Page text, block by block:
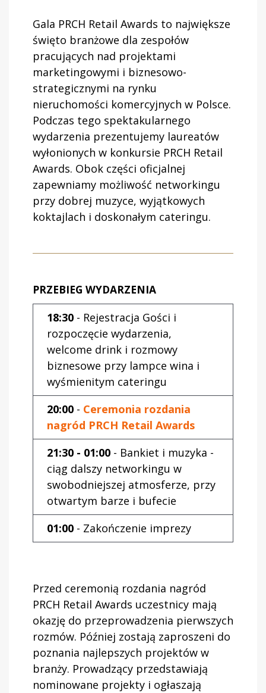
Gala PRCH Retail Awards to największe
święto branżowe dla zespołów
pracujących nad projektami
marketingowymi i biznesowo-
strategicznymi na rynku
nieruchomości komercyjnych w Polsce.
Podczas tego spektakularnego
wydarzenia prezentujemy laureatów
wyłonionych w konkursie PRCH Retail
Awards. Obok części oficjalnej
zapewniamy możliwość networkingu
przy dobrej muzyce, wyjątkowych
koktajlach i doskonałym cateringu.
PRZEBIEG WYDARZENIA
18:30 - Rejestracja Gości i
rozpoczęcie wydarzenia,
welcome drink i rozmowy
biznesowe przy lampce wina i
wyśmienitym cateringu
20:00 - Ceremonia rozdania
nagród PRCH Retail Awards
21:30 - 01:00 - Bankiet i muzyka -
ciąg dalszy networkingu w
swobodniejszej atmosferze, przy
otwartym barze i bufecie
01:00 - Zakończenie imprezy
Przed ceremonią rozdania nagród
PRCH Retail Awards uczestnicy mają
okazję do przeprowadzenia pierwszych
rozmów. Później zostają zaproszeni do
poznania najlepszych projektów w
branży. Prowadzący przedstawiają
nominowane projekty i ogłaszają